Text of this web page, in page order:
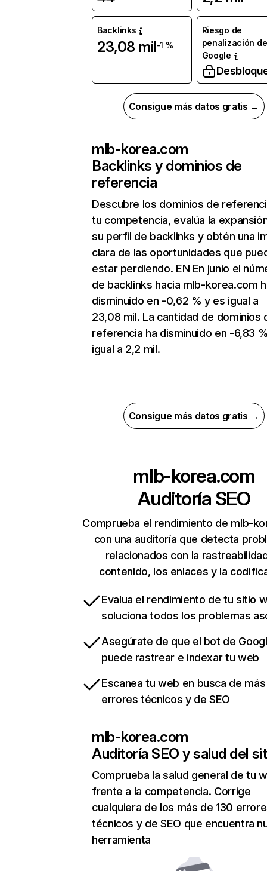
Backlinks
23,08 mil-1 %
Riesgo de
penalización de
Google
Consigue más datos gratis →
mlb-korea.com
Backlinks y dominios de
referencia
Descubre los dominios de
tu competencia, evalúa la
su perfil de backlinks y obtén una
clara de las oportunidades que
estar perdiendo. EN En junio el
de backlinks hacia mlb-korea.com
disminuido en -0,62 % y es igual a
23,08 mil. La cantidad de dominios
referencia ha disminuido en -6,83
igual a 2,2 mil.
Consigue más datos gratis →
mlb-korea.com
Auditoría SEO
Comprueba el rendimiento de mlb-
con una auditoría que detecta
relacionados con la
contenido, los enlaces y la
Evalua el rendimiento de tu sitio
soluciona todos los problemas
Asegúrate de que el bot de
puede rastrear e indexar tu web
Escanea tu web en busca de
errores técnicos y de SEO
mlb-korea.com
Auditoría SEO y salud del
Comprueba la salud general de tu
frente a la competencia. Corrige
cualquiera de los más de 130
técnicos y de SEO que encuentra
herramienta